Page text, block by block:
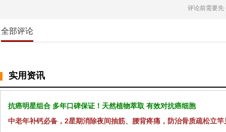
评论前需要先
全部评论
实用资讯
抗癌明星组合 多年口碑保证！天然植物萃取 有效对抗癌细胞
中老年补钙必备，2星期消除夜间抽筋、腰背疼痛，防治骨质疏松立竿